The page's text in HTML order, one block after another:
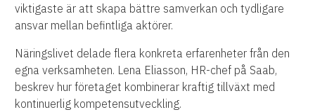
viktigaste är att skapa bättre samverkan och tydligare
ansvar mellan befintliga aktörer.
Näringslivet delade flera konkreta erfarenheter från den
egna verksamheten. Lena Eliasson, HR-chef på Saab,
beskrev hur företaget kombinerar kraftig tillväxt med
kontinuerlig kompetensutveckling.